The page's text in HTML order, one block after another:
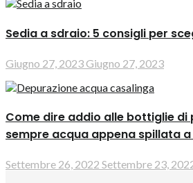
Sedia a sdraio: 5 consigli per
Giugno 27, 2023Giugno 27, 2023
Come dire addio alle bottiglie di
sempre acqua appena spillata
Settembre 26, 2022 Settembre 23,